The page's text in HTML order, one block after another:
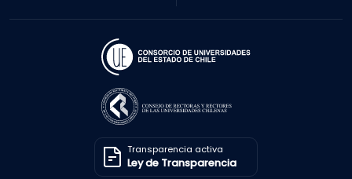
Transparencia activa
Ley de Transparencia